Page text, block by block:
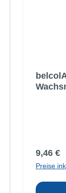
9,46 €
Preise